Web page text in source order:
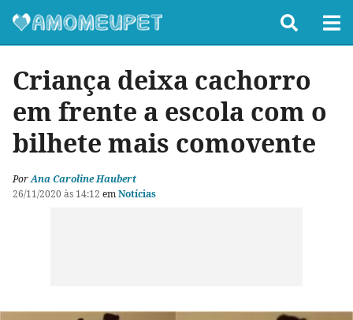
Criança deixa cachorro
em frente a escola com o
bilhete mais comovente
PorAna Caroline Haubert
26/11/2020 às 14:12 emNotícias